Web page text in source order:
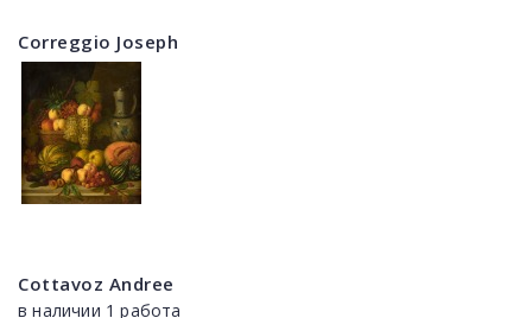
Correggio Joseph
Cottavoz Andree
в наличии 1 работа